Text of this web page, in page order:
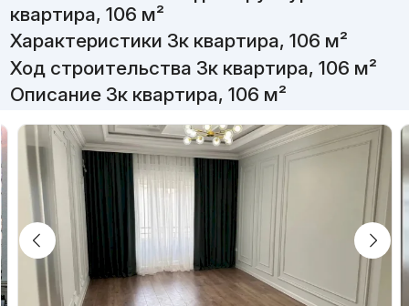
квартира, 106 м²
Характеристики 3к квартира, 106 м²
Ход строительства 3к квартира, 106 м²
Описание 3к квартира, 106 м²